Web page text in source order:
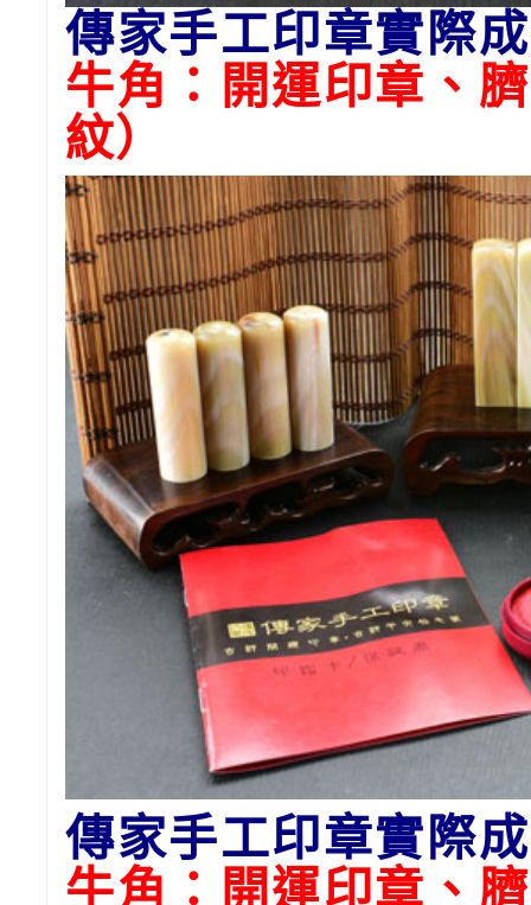
傳家手工印章實際
牛角：開運印章、
紋）
傳家手工印章實際
牛角：開運印章、